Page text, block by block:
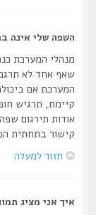
השפה שלי אינה
מנהלי המערכת
שאף אחד לא תרגם
המערכת אם
קיימת, תרגיש חופשי
קישור בתחתית
חזור למעלה
איך אני מציג